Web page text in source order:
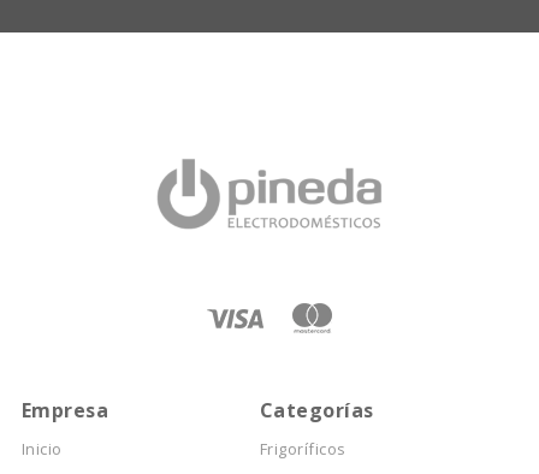
Empresa
Inicio
Categorías
Frigoríficos